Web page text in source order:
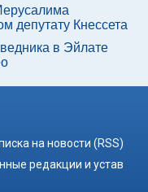
депутату Кнессета
в Эйлате
на новости (RSS)
редакции и устав